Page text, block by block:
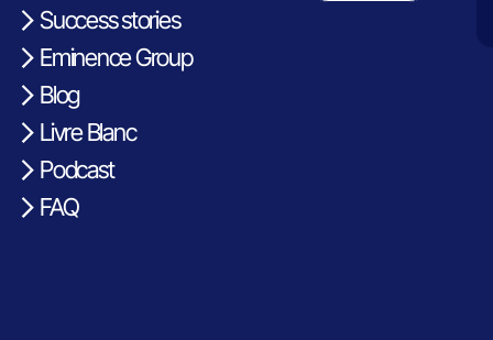
Success stories
Eminence Group
Blog
Livre Blanc
Podcast
FAQ